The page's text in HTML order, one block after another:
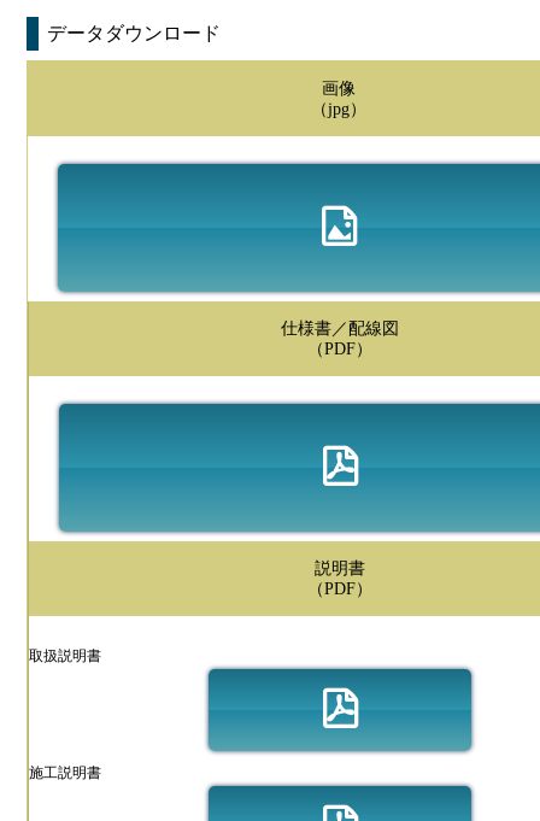
データダウンロード
画像
（jpg）
仕様書／配線図
（PDF）
説明書
（PDF）
取扱説明書
施工説明書